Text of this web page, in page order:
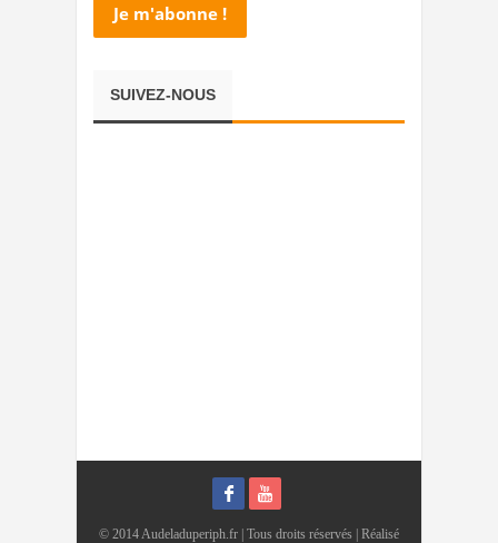
SUIVEZ-NOUS
© 2014 Audeladuperiph.fr | Tous droits réservés | Réalisé